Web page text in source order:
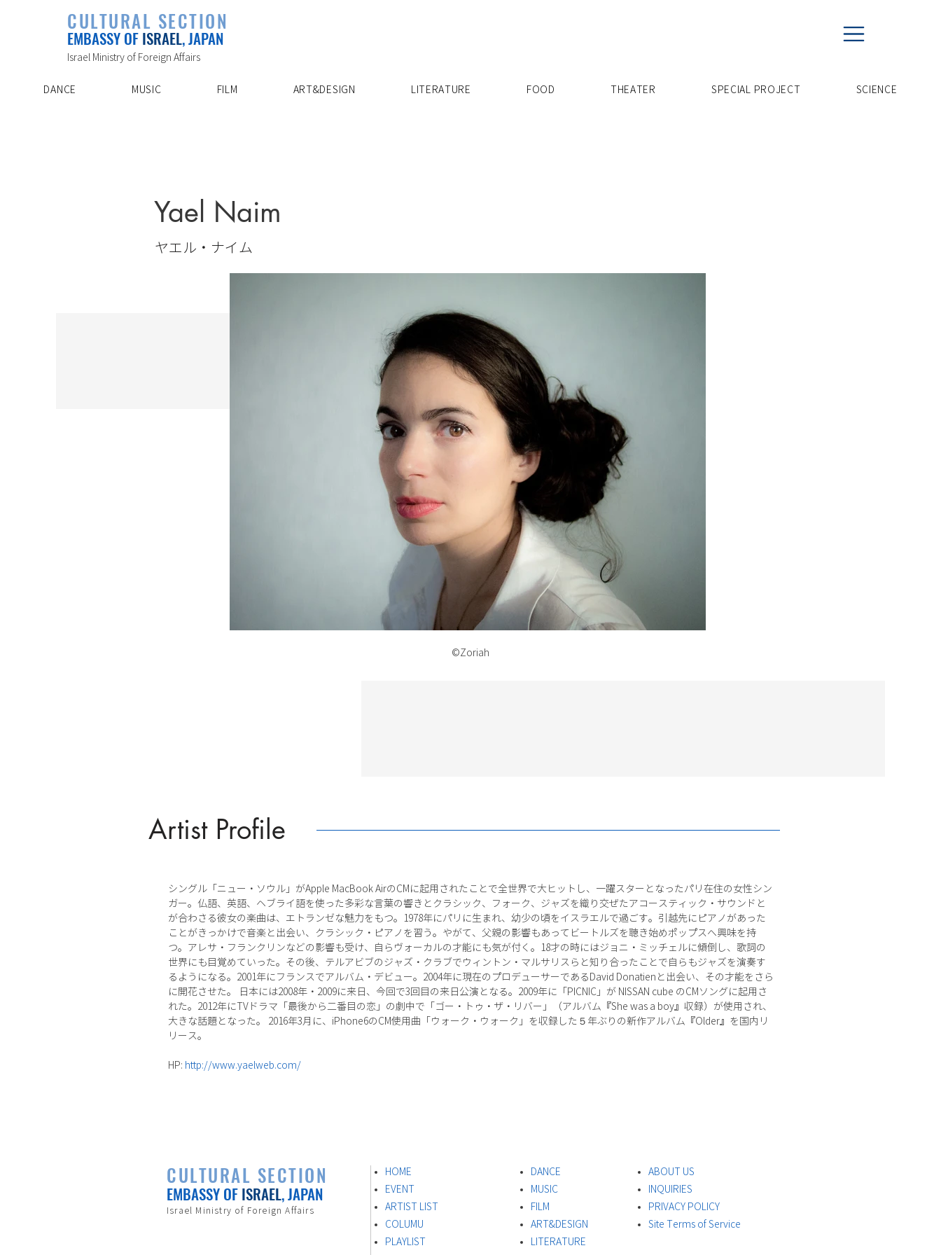
SPECIAL PROJECT
ABOUT US
CONTACT
CULTURAL SECTION
EMBASSY OFISRAEL, JAPAN
Israel Ministry of Foreign Affairs
DANCE MUSIC FILM ART&DESIGN LITERATURE FOOD THEATER SPECIAL PROJECT ​SCIENCE
Yael Naim
ヤエル・ナイム
©Zoriah
Artist Profile
シングル「ニュー・ソウル」がApple MacBook AirのCMに起用されたことで全世界で大ヒットし、一躍スターとなったパリ在住の女性シン
ガー。仏語、英語、ヘブライ語を使った多彩な言葉の響きとクラシック、フォーク、ジャズを織り交ぜたアコースティック・サウンドと
が合わさる彼女の楽曲は、エトランゼな魅力をもつ。1978年にパリに生まれ、幼少の頃をイスラエルで過ごす。引越先にピアノがあった
ことがきっかけで音楽と出会い、クラシック・ピアノを習う。やがて、父親の影響もあってビートルズを聴き始めポップスへ興味を持
つ。アレサ・フランクリンなどの影響も受け、自らヴォーカルの才能にも気が付く。18才の時にはジョニ・ミッチェルに傾倒し、歌詞の
世界にも目覚めていった。その後、テルアビブのジャズ・クラブでウィントン・マルサリスらと知り合ったことで自らもジャズを演奏す
るようになる。2001年にフランスでアルバム・デビュー。2004年に現在のプロデューサーであるDavid Donatienと出会い、その才能をさら
に開花させた。 日本には2008年・2009に来日、今回で3回目の来日公演となる。2009年に「PICNIC」が NISSAN cube のCMソングに起用さ
れた。2012年にTVドラマ「最後から二番目の恋」の劇中で「ゴー・トゥ・ザ・リバー」（アルバム『She was a boy』収録）が使用され、
大きな話題となった。 2016年3月に、iPhone6のCM使用曲「ウォーク・ウォーク」を収録した５年ぶりの新作アルバム『Older』を国内リ
リース。
HP: http://www.yaelweb.com/
CULTURAL SECTION
EMBASSY OFISRAEL, JAPAN
Israel Ministry of Foreign Affairs
HOME
EVENT
ARTIST LIST
COLUMU
PLAYLIST
DANCE
MUSIC
FILM
ART&DESIGN
LITERATURE
ABOUT US
INQUIRIES
PRIVACY POLICY
Site Terms of Service